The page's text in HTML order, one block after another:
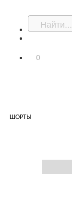
0
ШОРТЫ